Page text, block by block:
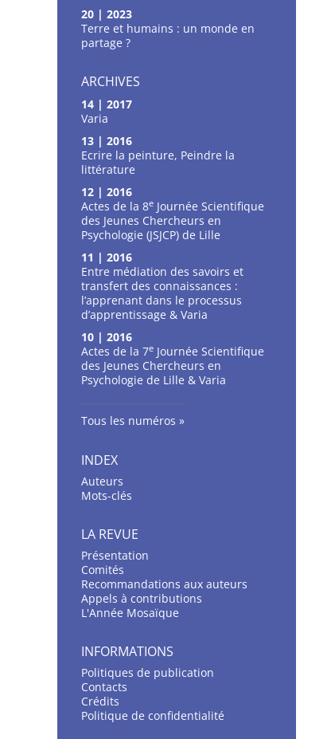
20 | 2023
Terre et humains : un monde en
partage ?
ARCHIVES
14 | 2017
Varia
13 | 2016
Ecrire la peinture, Peindre la
littérature
12 | 2016
Actes de la 8e Journée Scientifique
des Jeunes Chercheurs en
Psychologie (JSJCP) de Lille
11 | 2016
Entre médiation des savoirs et
transfert des connaissances :
l’apprenant dans le processus
d’apprentissage & Varia
10 | 2016
Actes de la 7e Journée Scientifique
des Jeunes Chercheurs en
Psychologie de Lille & Varia
Tous les numéros
INDEX
Auteurs
Mots-clés
LA REVUE
Présentation
Comités
Recommandations aux auteurs
Appels à contributions
L'Année Mosaïque
INFORMATIONS
Politiques de publication
Contacts
Crédits
Politique de confidentialité